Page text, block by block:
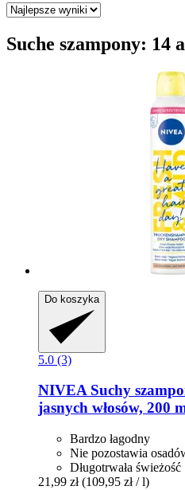
Suche szampony: 14
Do koszyka
5.0 (3)
NIVEASuchy
jasnych włosów, 200
Bardzo łagodny
Nie pozostawia
Długotrwała świeżość
21,99 zł (109,95 zł / l)